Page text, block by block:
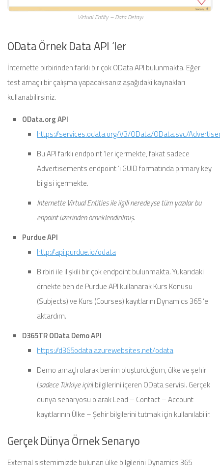
Virtual Entity – Data Detayı
OData Örnek Data API ‘ler
İnternette birbirinden farklı bir çok OData API bulunmakta. Eğer
test amaçlı bir çalışma yapacaksanız aşağıdaki kaynakları
kullanabilirsiniz.
OData.org API
https://services.odata.org/V3/OData/OData.svc/
Bu API farklı endpoint ‘ler içermekte, fakat sadece
Advertisements endpoint ‘i GUID formatında primary key
bilgisi içermekte.
İnternette Virtual Entities ile ilgili neredeyse tüm yazılar bu
enpoint üzerinden örneklendirilmiş.
Purdue API
http://api.purdue.io/odata
Birbiri ile ilişkili bir çok endpoint bulunmakta. Yukarıdaki
örnekte ben de Purdue API kullanarak Kurs Konusu
(Subjects) ve Kurs (Courses) kayıtlarını Dynamics 365 ‘e
aktardım.
D365TR OData Demo API
https://d365odata.azurewebsites.net/odata
Demo amaçlı olarak benim oluşturduğum, ülke ve şehir
(sadece Türkiye için) bilgilerini içeren OData servisi. Gerçek
dünya senaryosu olarak Lead – Contact – Account
kayıtlarının Ülke – Şehir bilgilerini tutmak için kullanılabilir.
Gerçek Dünya Örnek Senaryo
External sistemimizde bulunan ülke bilgilerini Dynamics 365